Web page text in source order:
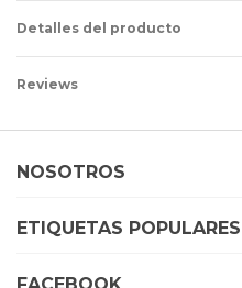
Detalles del producto
Reviews
NOSOTROS
ETIQUETAS POPULARES